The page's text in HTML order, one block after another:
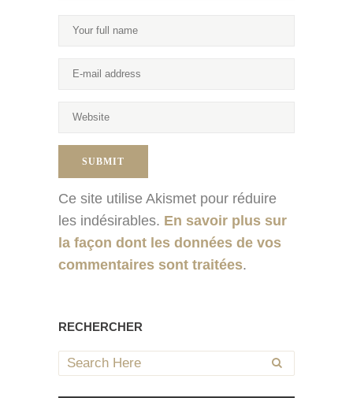
Ce site utilise Akismet pour réduire
les indésirables. En savoir plus sur
la façon dont les données de vos
commentaires sont traitées.
RECHERCHER